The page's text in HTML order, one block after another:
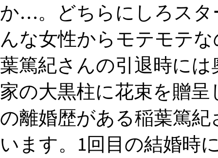
か…。どちらにしろスタ
んな女性からモテモテ
葉篤紀さんの引退時に
家の大黒柱に花束を贈
の離婚歴がある稲葉篤
います。1回目の結婚時